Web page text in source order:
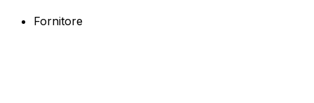
Fornitore